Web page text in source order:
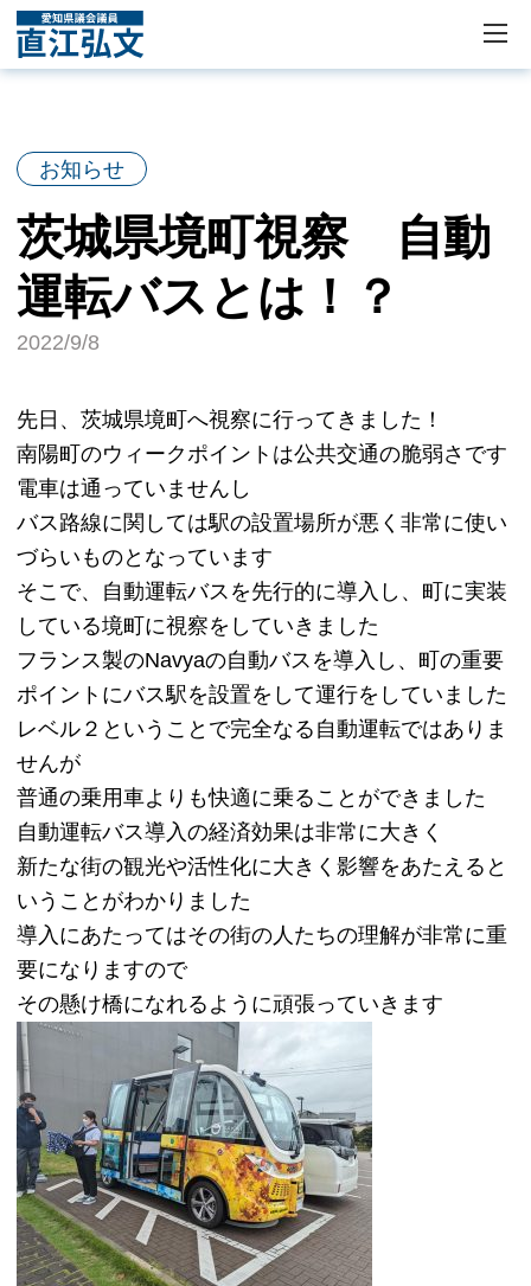
お知らせ
茨城県境町視察 自動
運転バスとは！？
2022/9/8
先日、茨城県境町へ視察に行ってきました！
南陽町のウィークポイントは公共交通の脆弱さです
電車は通っていませんし
バス路線に関しては駅の設置場所が悪く非常に使い
づらいものとなっています
そこで、自動運転バスを先行的に導入し、町に実装
している境町に視察をしていきました
フランス製のNavyaの自動バスを導入し、町の重要
ポイントにバス駅を設置をして運行をしていました
レベル２ということで完全なる自動運転ではありま
せんが
普通の乗用車よりも快適に乗ることができました
自動運転バス導入の経済効果は非常に大きく
新たな街の観光や活性化に大きく影響をあたえると
いうことがわかりました
導入にあたってはその街の人たちの理解が非常に重
要になりますので
その懸け橋になれるように頑張っていきます